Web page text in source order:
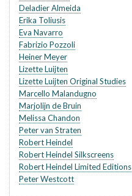
Deladier Almeida
Erika Toliusis
Eva Navarro
Fabrizio Pozzoli
Heiner Meyer
Lizette Luijten
Lizette Luijten Original Studies
Marcello Malandugno
Marjolijn de Bruin
Melissa Chandon
Peter van Straten
Robert Heindel
Robert Heindel Silkscreens
Robert Heindel Limited Editions
Peter Westcott